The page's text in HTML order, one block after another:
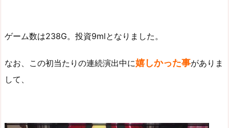
ゲーム数は238G。投資9mlとなりました。
なお、この初当たりの連続演出中に嬉しかった事がありま
して、